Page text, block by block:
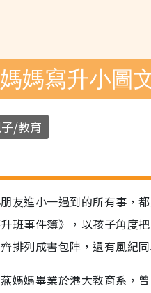
媽媽寫升小圖
/教育
友進小一遇到的所有事，
班事件簿》，以孩子角度
排列成書包陣，還有風紀
媽媽畢業於港大教育系，